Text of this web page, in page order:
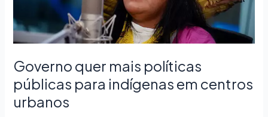
Governo quer mais políticas
públicas para indígenas em centros
urbanos
urbanos